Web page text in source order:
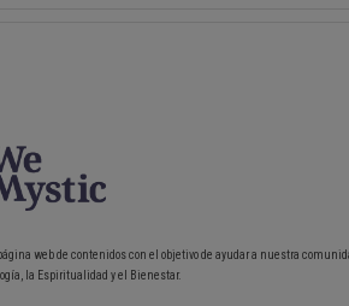
web de contenidos con el objetivo de ayudar a nuestra
la Espiritualidad y el Bienestar.